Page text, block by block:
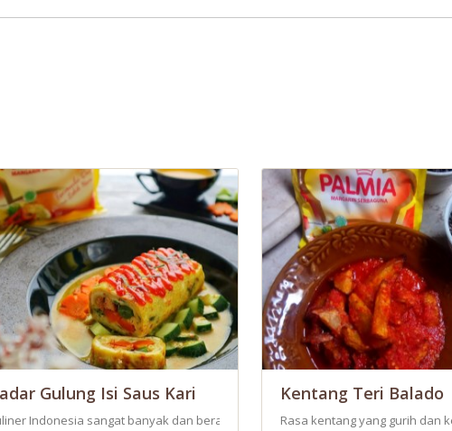
dahulu lalu digoreng. Setelah itu di rica pedas, sangat cocok disantap
Gulung Isi Saus Kari
Indonesia sangat banyak dan beragam. Terinspirasi dari martabak telur
Kentang Teri Balado
Rasa kentang yang gurih dan